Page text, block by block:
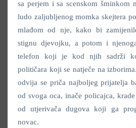
sa perjem i sa scenskom šminkom
ludo zaljubljenog momka skejtera
mlađom od nje, kako bi
stignu djevojku, a potom i
telefon koji je kod njih sadrži
političara koji se natječe na
odvija se priča najboljeg prijatelja
od svoga oca, inače policajca,
od utjerivača dugova koji ga
novac.